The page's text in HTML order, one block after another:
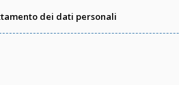
dei dati personali